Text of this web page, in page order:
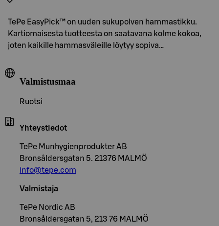
TePe EasyPick™ on uuden sukupolven hammastikku.
Kartiomaisesta tuotteesta on saatavana kolme kokoa,
joten kaikille hammasväleille löytyy sopiva…
Valmistusmaa
Ruotsi
Yhteystiedot
TePe Munhygienprodukter AB
Bronsåldersgatan 5. 21376 MALMÖ
info@tepe.com
Valmistaja
TePe Nordic AB
Bronsåldersgatan 5, 213 76 MALMÖ